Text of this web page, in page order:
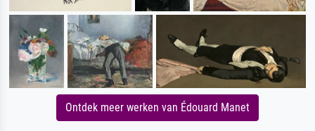
Ontdek meer werken van Édouard Manet